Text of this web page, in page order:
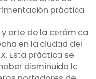
práctica
arte de la cerámica
en la ciudad del
Esta práctica se
disminuido la